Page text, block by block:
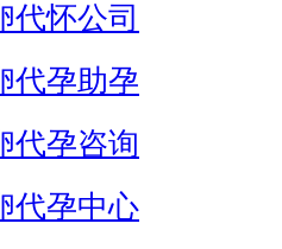
代怀公司
代孕助孕
代孕咨询
代孕中心